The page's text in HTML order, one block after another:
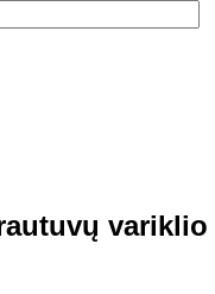
variklio